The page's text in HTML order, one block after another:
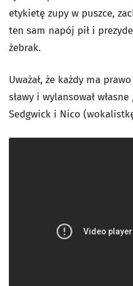
etykietę zupy w puszce,
ten sam napój pił i
żebrak.
Uważał, że każdy ma
sławy i wylansował
Sedgwick i Nico